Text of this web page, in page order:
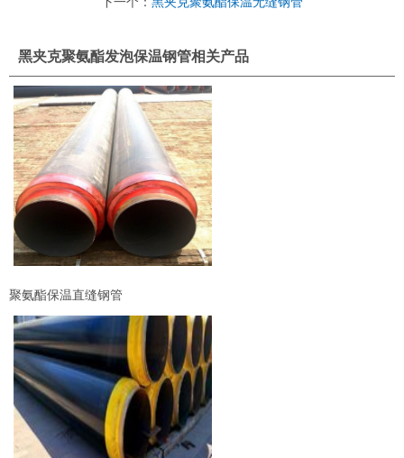
黑夹克聚氨酯发泡保温钢管相关产品
聚氨酯保温直缝钢管